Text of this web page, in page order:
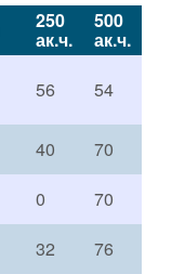
250
ак.ч.
500
ак.ч.
56
54
40
70
0
70
32
76